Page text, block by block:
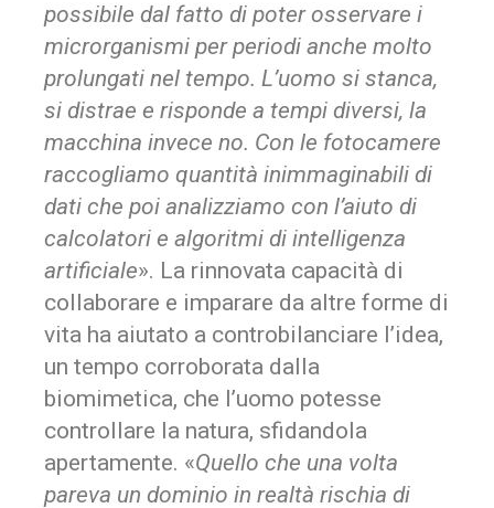
possibile dal fatto di poter osservare i
microrganismi per periodi anche molto
prolungati nel tempo. L’uomo si stanca,
si distrae e risponde a tempi diversi, la
macchina invece no. Con le fotocamere
raccogliamo quantità inimmaginabili di
dati che poi analizziamo con l’aiuto di
calcolatori e algoritmi di intelligenza
artificiale». La rinnovata capacità di
collaborare e imparare da altre forme di
vita ha aiutato a controbilanciare l’idea,
un tempo corroborata dalla
biomimetica, che l’uomo potesse
controllare la natura, sfidandola
apertamente. «Quello che una volta
pareva un dominio in realtà rischia di